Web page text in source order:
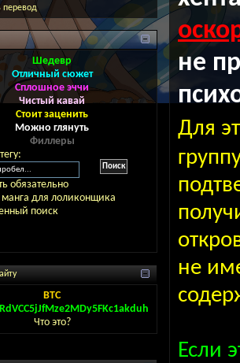
перевод
Шедевр
Отличный сюжет
Сплошное эччи
Чистый кавай
Стоит заценить
Можно глянуть
Филлеры
обязательно
для лоликонщика
поиск
BTC
Что это?
не
Для
не
Если